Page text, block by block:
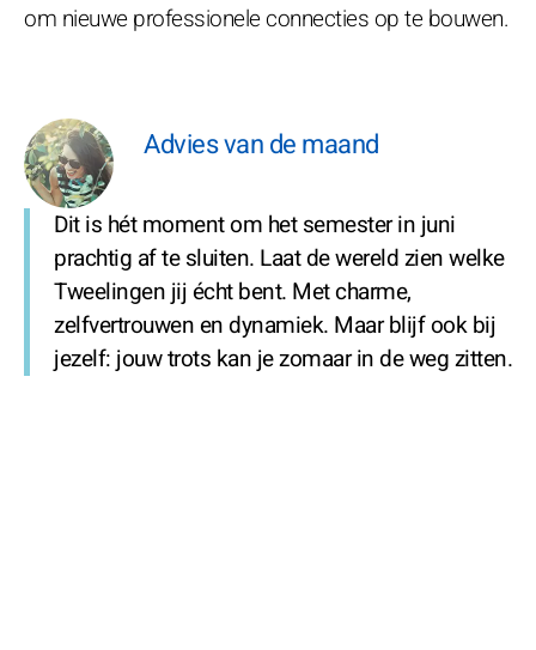
om nieuwe professionele connecties op te bouwen.
Advies van de maand
Dit is hét moment om het semester in juni
prachtig af te sluiten. Laat de wereld zien welke
Tweelingen jij écht bent. Met charme,
zelfvertrouwen en dynamiek. Maar blijf ook bij
jezelf: jouw trots kan je zomaar in de weg zitten.